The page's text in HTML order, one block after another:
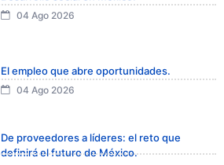
04 Ago 2026
El empleo que abre oportunidades.
04 Ago 2026
De proveedores a líderes: el reto que
definirá el futuro de México.